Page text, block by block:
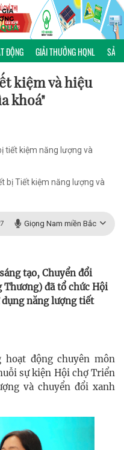
ĐỘNG GIẢI THƯỞNG HQNL SẢN
NGHỆ
kiệm và hiệu
khoá"
tiết kiệm năng lượng và
bị Tiết kiệm năng lượng và
Giọng Nam miền Bắc
tạo, Chuyển đổi
Thương) đã tổ chức Hội
dụng năng lượng tiết
động chuyên môn
sự kiện Hội chợ Triển
và chuyển đổi xanh